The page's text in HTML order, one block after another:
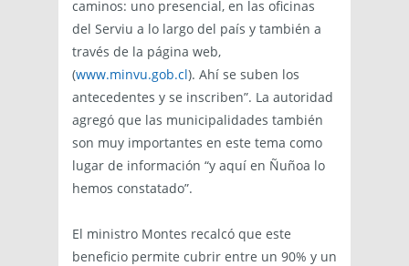
caminos: uno presencial, en las oficinas
del Serviu a lo largo del país y también a
través de la página web,
(www.minvu.gob.cl). Ahí se suben los
antecedentes y se inscriben”. La autoridad
agregó que las municipalidades también
son muy importantes en este tema como
lugar de información “y aquí en Ñuñoa lo
hemos constatado”.
El ministro Montes recalcó que este
beneficio permite cubrir entre un 90% y un